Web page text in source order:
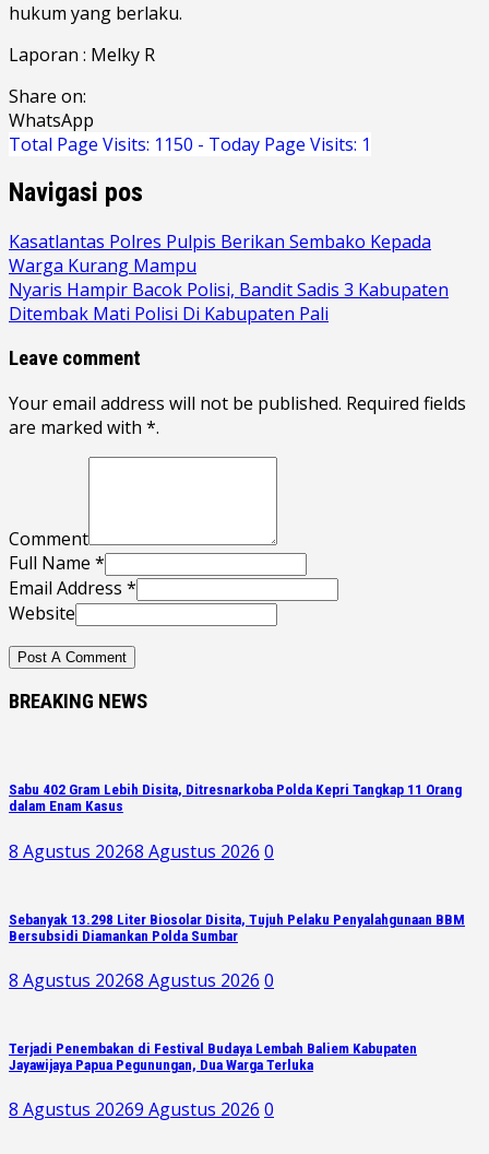
hukum yang berlaku.
Laporan : Melky R
Share on:
WhatsApp
Total Page Visits: 1150 - Today Page Visits: 1
Navigasi pos
Kasatlantas Polres Pulpis Berikan Sembako Kepada
Warga Kurang Mampu
Nyaris Hampir Bacok Polisi, Bandit Sadis 3 Kabupaten
Ditembak Mati Polisi Di Kabupaten Pali
Leave comment
Your email address will not be published. Required fields
are marked with *.
Comment
Full Name *
Email Address *
Website
BREAKING NEWS
Sabu 402 Gram Lebih Disita, Ditresnarkoba Polda Kepri Tangkap 11 Orang
dalam Enam Kasus
8 Agustus 20268 Agustus 2026 0
Sebanyak 13.298 Liter Biosolar Disita, Tujuh Pelaku Penyalahgunaan BBM
Bersubsidi Diamankan Polda Sumbar
8 Agustus 20268 Agustus 2026 0
Terjadi Penembakan di Festival Budaya Lembah Baliem Kabupaten
Jayawijaya Papua Pegunungan, Dua Warga Terluka
8 Agustus 20269 Agustus 2026 0